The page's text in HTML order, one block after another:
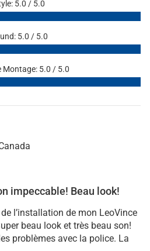
5.0 / 5.0
5.0 / 5.0
Montage: 5.0 / 5.0
impeccable! Beau look!
l’installation de mon LeoVince
beau look et très beau son!
problèmes avec la police. La